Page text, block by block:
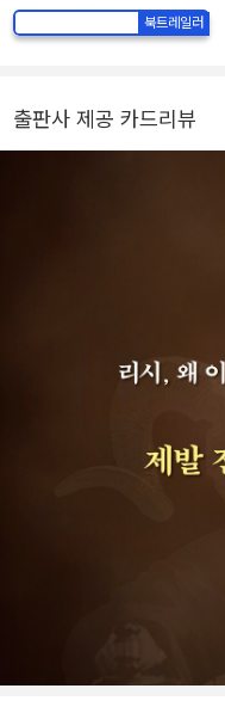
북트레일러
출판사 제공 카드리뷰